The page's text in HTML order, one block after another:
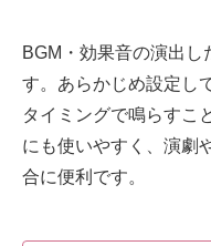
BGM・効果音の演出
す。あらかじめ設定し
タイミングで鳴らすこ
にも使いやすく、演劇
合に便利です。